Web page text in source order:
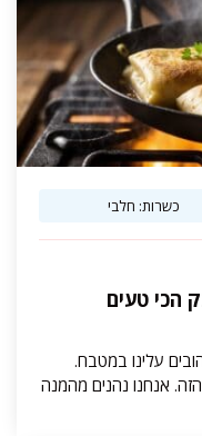
כשרות: חלבי
הכי טעים
עלינו במטבח.
אנחנו נהנים מהמנה